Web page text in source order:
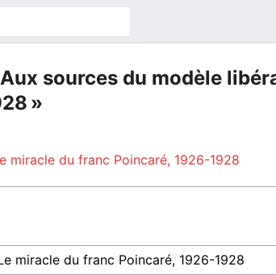
sources du modèle
»
miracle du franc Poincaré, 1926-1928